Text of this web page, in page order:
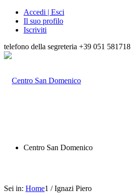
Accedi | Esci
Il suo profilo
Iscriviti
telefono della segreteria +39 051 581718
Centro San Domenico
Sei in: Home1 / Ignazi Piero